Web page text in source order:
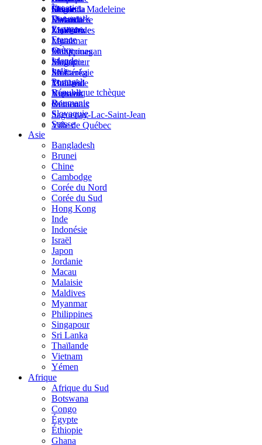
Suisse
Macau
Malaisie
Maldives
Myanmar
Philippines
Singapour
Sri Lanka
Thaïlande
Vietnam
Yémen
Ouganda
Rwanda
Zimbabwe
Îles de la Madeleine
Lanaudière
Laurentides
Laval
Manicouagan
Mauricie
Montérégie
Montréal
Nunavik
Outaouais
Saguenay-Lac-Saint-Jean
Ville de Québec
Croatie
Danemark
Espagne
France
Grèce
Islande
Italie
Portugal
République tchèque
Roumanie
Slovaquie
Suisse
Asie
Bangladesh
Brunei
Chine
Cambodge
Corée du Nord
Corée du Sud
Hong Kong
Inde
Indonésie
Israël
Japon
Jordanie
Macau
Malaisie
Maldives
Myanmar
Philippines
Singapour
Sri Lanka
Thaïlande
Vietnam
Yémen
Afrique
Afrique du Sud
Botswana
Congo
Égypte
Éthiopie
Ghana